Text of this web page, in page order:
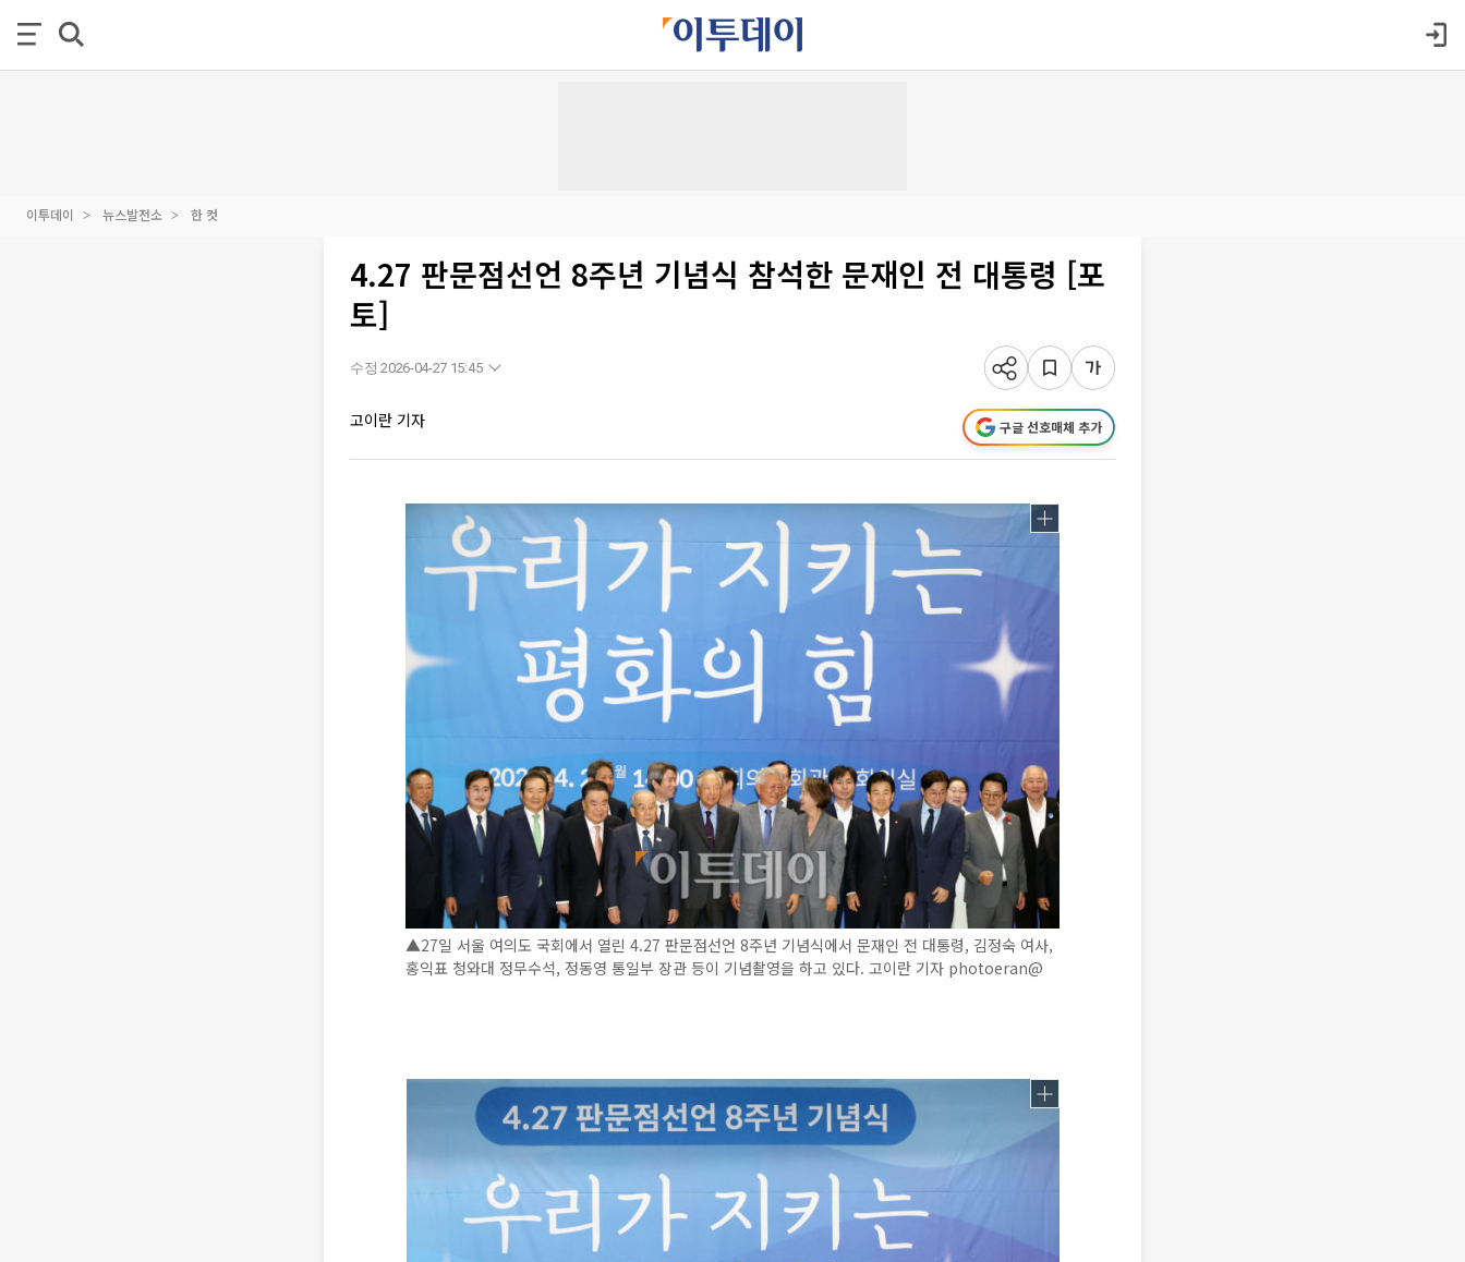
이투데이 뉴스발전소 한 컷
4.27 판문점선언 8주년 기념식 참석한 문재인 전 대통령 [포
토]
수정 2026-04-27 15:45
고이란 기자 구글 선호매체 추가
▲27일 서울 여의도 국회에서 열린 4.27 판문점선언 8주년 기념식에서 문재인 전 대통령, 김정숙 여사,
홍익표 청와대 정무수석, 정동영 통일부 장관 등이 기념촬영을 하고 있다. 고이란 기자 photoeran@